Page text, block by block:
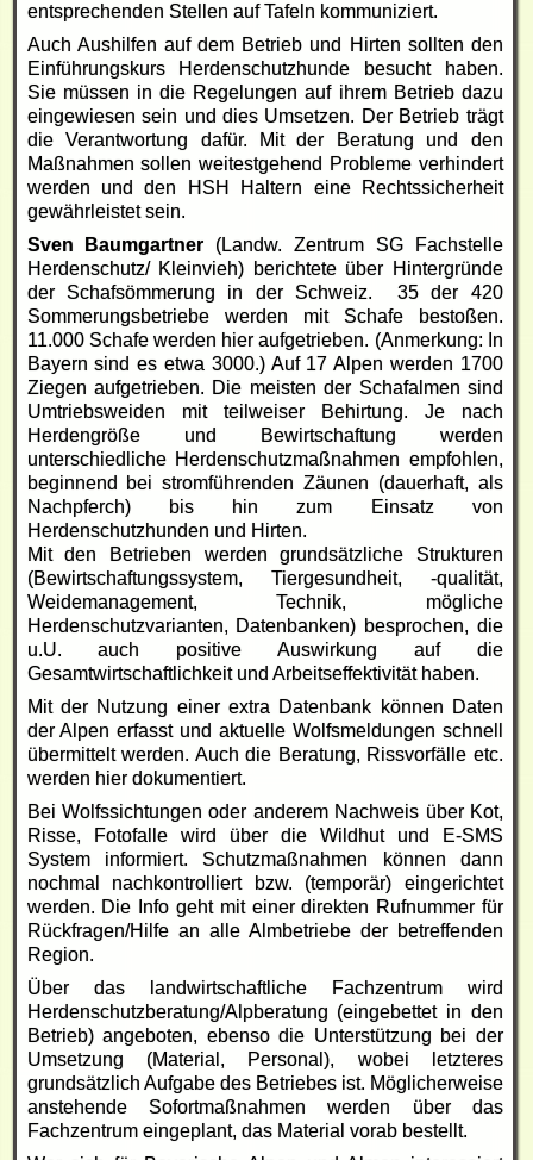
entsprechenden Stellen auf Tafeln kommuniziert.
Auch Aushilfen auf dem Betrieb und Hirten sollten den
Einführungskurs Herdenschutzhunde besucht haben.
Sie müssen in die Regelungen auf ihrem Betrieb dazu
eingewiesen sein und dies Umsetzen. Der Betrieb trägt
die Verantwortung dafür. Mit der Beratung und den
Maßnahmen sollen weitestgehend Probleme verhindert
werden und den HSH Haltern eine Rechtssicherheit
gewährleistet sein.
Sven Baumgartner (Landw. Zentrum SG Fachstelle
Herdenschutz/ Kleinvieh) berichtete über Hintergründe
der Schafsömmerung in der Schweiz. 35 der 420
Sommerungsbetriebe werden mit Schafe bestoßen.
11.000 Schafe werden hier aufgetrieben. (Anmerkung: In
Bayern sind es etwa 3000.) Auf 17 Alpen werden 1700
Ziegen aufgetrieben. Die meisten der Schafalmen sind
Umtriebsweiden mit teilweiser Behirtung. Je nach
Herdengröße und Bewirtschaftung werden
unterschiedliche Herdenschutzmaßnahmen empfohlen,
beginnend bei stromführenden Zäunen (dauerhaft, als
Nachpferch) bis hin zum Einsatz von
Herdenschutzhunden und Hirten.
Mit den Betrieben werden grundsätzliche Strukturen
(Bewirtschaftungssystem, Tiergesundheit, -qualität,
Weidemanagement, Technik, mögliche
Herdenschutzvarianten, Datenbanken) besprochen, die
u.U. auch positive Auswirkung auf die
Gesamtwirtschaftlichkeit und Arbeitseffektivität haben.
Mit der Nutzung einer extra Datenbank können Daten
der Alpen erfasst und aktuelle Wolfsmeldungen schnell
übermittelt werden. Auch die Beratung, Rissvorfälle etc.
werden hier dokumentiert.
Bei Wolfssichtungen oder anderem Nachweis über Kot,
Risse, Fotofalle wird über die Wildhut und E-SMS
System informiert. Schutzmaßnahmen können dann
nochmal nachkontrolliert bzw. (temporär) eingerichtet
werden. Die Info geht mit einer direkten Rufnummer für
Rückfragen/Hilfe an alle Almbetriebe der betreffenden
Region.
Über das landwirtschaftliche Fachzentrum wird
Herdenschutzberatung/Alpberatung (eingebettet in den
Betrieb) angeboten, ebenso die Unterstützung bei der
Umsetzung (Material, Personal), wobei letzteres
grundsätzlich Aufgabe des Betriebes ist. Möglicherweise
anstehende Sofortmaßnahmen werden über das
Fachzentrum eingeplant, das Material vorab bestellt.